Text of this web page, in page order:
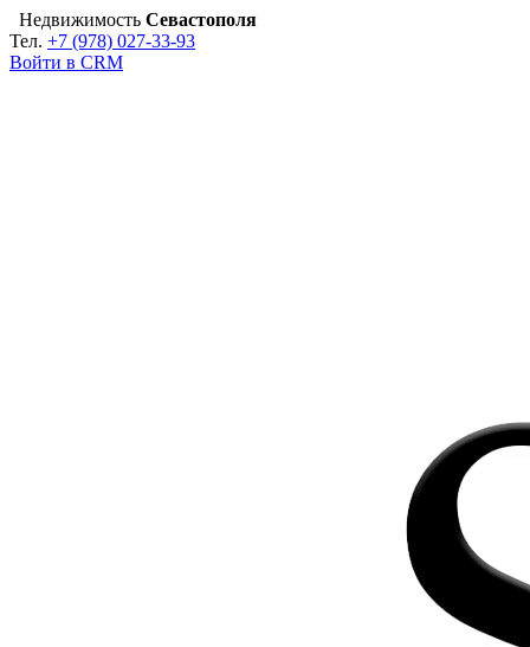
Недвижимость Севастополя
Тел. +7 (978) 027-33-93
Войти в CRM